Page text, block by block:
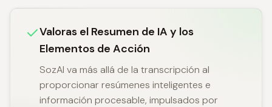
Valoras el Resumen de IA y los
Elementos de Acción
SozAI va más allá de la transcripción al
proporcionar resúmenes inteligentes e
información procesable, impulsados por